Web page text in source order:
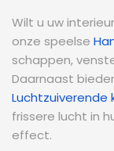
Wilt u uw
onze speelse
schappen,
Daarnaast
Luchtzuiverende
frissere lucht in
effect.